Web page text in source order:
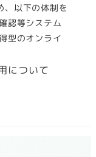
について
、以下の体制を
認等システム
型のオンライ